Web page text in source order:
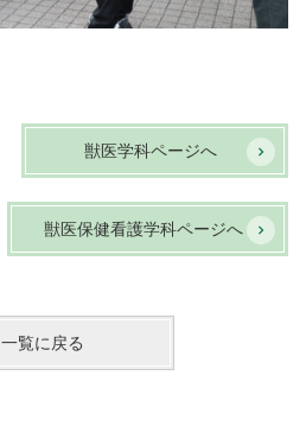
獣医学科ページへ
獣医保健看護学科ページへ
一覧に戻る